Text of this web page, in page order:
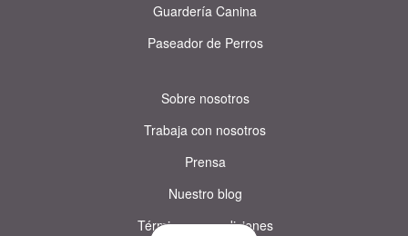
Guardería Canina
Paseador de Perros
Sobre nosotros
Trabaja con nosotros
Prensa
Nuestro blog
Términos y condiciones